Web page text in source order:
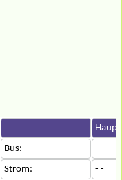
Bus:
- -
Strom:
- -